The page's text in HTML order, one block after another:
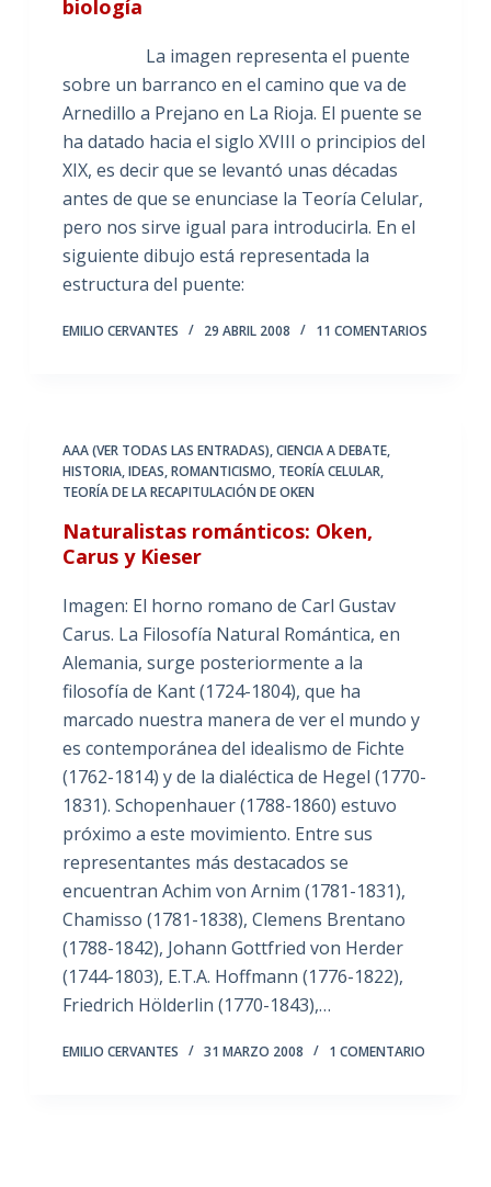
biología
La imagen representa el puente
sobre un barranco en el camino que va de
Arnedillo a Prejano en La Rioja. El puente se
ha datado hacia el siglo XVIII o principios del
XIX, es decir que se levantó unas décadas
antes de que se enunciase la Teoría Celular,
pero nos sirve igual para introducirla. En el
siguiente dibujo está representada la
estructura del puente:
EMILIO CERVANTES 29 ABRIL 2008 11 COMENTARIOS
AAA (VER TODAS LAS ENTRADAS),CIENCIA A DEBATE,
HISTORIA,IDEAS,ROMANTICISMO, TEORÍA CELULAR,
TEORÍA DE LA RECAPITULACIÓN DE OKEN
Naturalistas románticos: Oken,
Carus y Kieser
Imagen: El horno romano de Carl Gustav
Carus. La Filosofía Natural Romántica, en
Alemania, surge posteriormente a la
filosofía de Kant (1724-1804), que ha
marcado nuestra manera de ver el mundo y
es contemporánea del idealismo de Fichte
(1762-1814) y de la dialéctica de Hegel (1770-
1831). Schopenhauer (1788-1860) estuvo
próximo a este movimiento. Entre sus
representantes más destacados se
encuentran Achim von Arnim (1781-1831),
Chamisso (1781-1838), Clemens Brentano
(1788-1842), Johann Gottfried von Herder
(1744-1803), E.T.A. Hoffmann (1776-1822),
Friedrich Hölderlin (1770-1843),…
EMILIO CERVANTES 31 MARZO 2008 1 COMENTARIO